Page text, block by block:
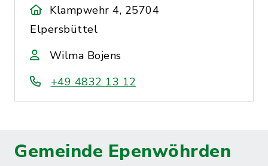
Klampwehr 4, 25704
Elpersbüttel
Wilma Bojens
+49 4832 13 12
Gemeinde Epenwöhrden